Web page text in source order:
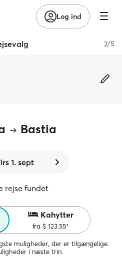
Log ind
2/5
Bastia
1. sept
rejse fundet
Kahytter
fra $ 123.55*
muligheder, der er tilgængelige.
i næste trin.